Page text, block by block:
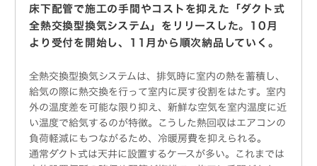
床下配管で施工の手間やコストを抑えた「ダクト式
全熱交換型換気システム」をリリースした。10月
より受付を開始し、11月から順次納品していく。
全熱交換型換気システムは、排気時に室内の熱を蓄積し、
給気の際に熱交換を行って室内に戻す役割をはたす。室内
外の温度差を可能な限り抑え、新鮮な空気を室内温度に近
い温度で給気するのが特徴。こうした熱回収はエアコンの
負荷軽減にもつながるため、冷暖房費を抑えられる。
通常ダクト式は天井に設置するケースが多い。これまでは